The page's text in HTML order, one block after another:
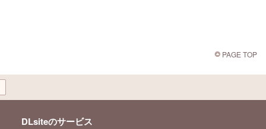
PAGE TOP
DLsiteのサービス